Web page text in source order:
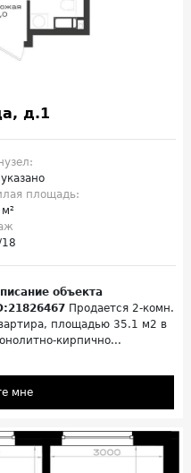
д.1
площадь:
объекта
Продается 2-комн.
площадью 35.1 м2 в
кирпично...
мне